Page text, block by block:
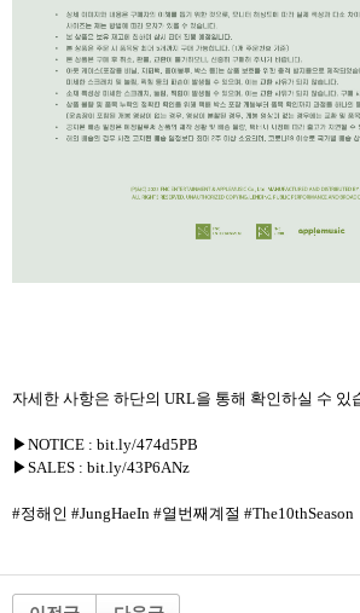
자세한 사항은 하단의 URL을 통해 확인하실 수 있
▶NOTICE : bit.ly/474d5PB
▶SALES : bit.ly/43P6ANz
#정해인 #JungHaeIn #열번째계절 #The10thSeason